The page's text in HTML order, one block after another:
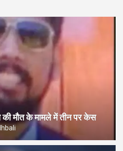
की मौत के मामले में तीन पर केस